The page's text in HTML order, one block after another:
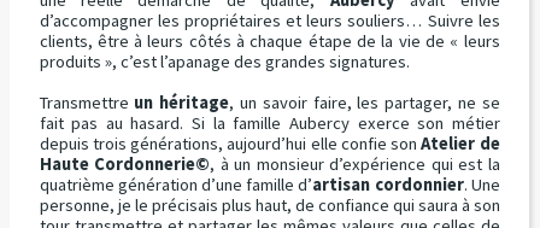
d’accompagner les propriétaires et leurs souliers… Suivre les
clients, être à leurs côtés à chaque étape de la vie de « leurs
produits », c’est l’apanage des grandes signatures.
Transmettre un héritage, un savoir faire, les partager, ne se
fait pas au hasard. Si la famille Aubercy exerce son métier
depuis trois générations, aujourd’hui elle confie sonAtelier de
Haute Cordonnerie©, à un monsieur d’expérience qui est la
quatrième génération d’une famille d’artisan cordonnier. Une
personne, je le précisais plus haut, de confiance qui saura à son